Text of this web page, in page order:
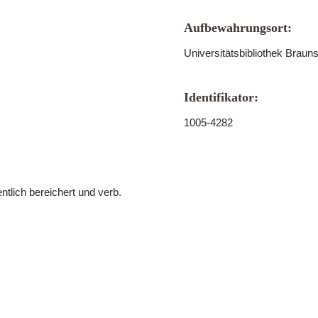
bereichert und verb.
Aufbewahrungsort:
Universitätsbibliothek
Identifikator:
1005-4282